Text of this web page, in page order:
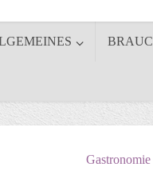
Gastronomie